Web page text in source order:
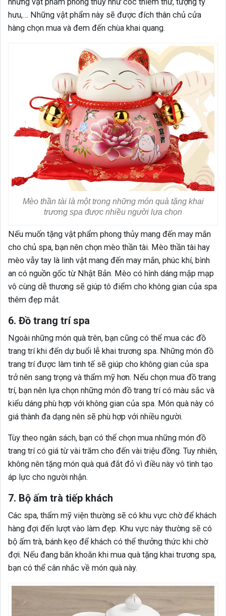
hưu,… Những vật phẩm này sẽ được đích thân chủ cửa
hàng chọn mua và đem đến chùa khai quang.
Mèo thần tài là một trong những món quà tặng khai
trương spa được nhiều người lựa chọn
Nếu muốn tặng vật phẩm phong thủy mang đến may mắn
cho chủ spa, bạn nên chọn mèo thần tài. Mèo thần tài hay
mèo vẫy tay là linh vật mang đến may mắn, phúc khí, bình
an có nguồn gốc từ Nhật Bản. Mèo có hình dáng mập mạp
vô cùng dễ thương sẽ giúp tô điểm cho không gian của spa
thêm đẹp mắt.
6. Đồ trang trí spa
Ngoài những món quà trên, bạn cũng có thể mua các đồ
trang trí khi đến dự buổi lễ khai trương spa. Những món đồ
trang trí được làm tinh tế sẽ giúp cho không gian của spa
trở nên sang trọng và thẩm mỹ hơn. Nếu chọn mua đồ trang
trí, bạn nên lựa chọn những món đồ trang trí có màu sắc và
kiểu dáng phù hợp với không gian của spa. Món quà này có
giá thành đa dạng nên sẽ phù hợp với nhiều người.
Tùy theo ngân sách, bạn có thể chọn mua những món đồ
trang trí có giá từ vài trăm cho đến vài triệu đồng. Tuy nhiên,
không nên tặng món quà quá đắt đỏ vì điều này vô tình tạo
áp lực cho người nhận.
7. Bộ ấm trà tiếp khách
Các spa, thẩm mỹ viện thường sẽ có khu vực chờ để khách
hàng đợi đến lượt vào làm đẹp. Khu vực này thường sẽ có
bộ ấm trà, bánh kẹo để khách có thể thưởng thức khi chờ
đợi. Nếu đang băn khoăn khi mua quà tặng khai trương spa,
bạn có thể cân nhắc về món quà này.